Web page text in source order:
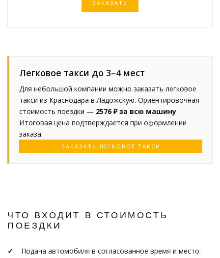
ЗАКАЗАТЬ
Легковое такси до 3–4 мест
Для небольшой компании можно заказать легковое
такси из Краснодара в Ладожскую. Ориентировочная
стоимость поездки — 2576 ₽ за всю машину.
Итоговая цена подтверждается при оформлении
заказа.
ЗАКАЗАТЬ ЛЕГКОВОЕ ТАКСИ
ЧТО ВХОДИТ В СТОИМОСТЬ
ПОЕЗДКИ
Подача автомобиля в согласованное время и место.